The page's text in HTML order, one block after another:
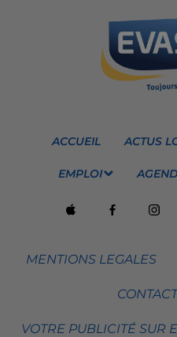
ACCUEIL ACTUS
EMPLOI
MENTIONS LEGALES
VOTRE PUBLICITÉ SUR